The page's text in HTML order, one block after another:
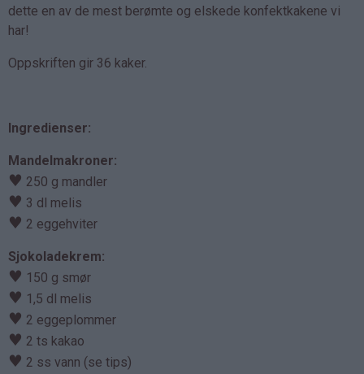
dette en av de mest berømte og elskede konfektkakene vi
har!
Oppskriften gir 36 kaker.
Ingredienser:
Mandelmakroner:
♥ 250 g mandler
♥ 3 dl melis
♥ 2 eggehviter
Sjokoladekrem:
♥ 150 g smør
♥ 1,5 dl melis
♥ 2 eggeplommer
♥ 2 ts kakao
♥ 2 ss vann (se tips)